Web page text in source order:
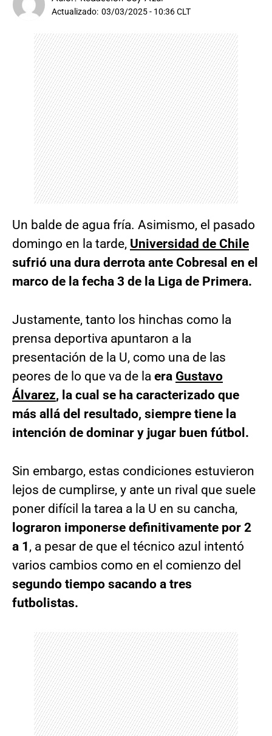
Actualizado: 03/03/2025 - 10:36 CLT
Un balde de agua fría. Asimismo, el pasado
domingo en la tarde, Universidad de Chile
sufrió una dura derrota ante Cobresal en el
marco de la fecha 3 de la Liga de Primera.
Justamente, tanto los hinchas como la
prensa deportiva apuntaron a la
presentación de la U, como una de las
peores de lo que va de la era Gustavo
Álvarez, la cual se ha caracterizado que
más allá del resultado, siempre tiene la
intención de dominar y jugar buen fútbol.
Sin embargo, estas condiciones estuvieron
lejos de cumplirse, y ante un rival que suele
poner difícil la tarea a la U en su cancha,
lograron imponerse definitivamente por 2
a 1, a pesar de que el técnico azul intentó
varios cambios como en el comienzo del
segundo tiempo sacando a tres
futbolistas.